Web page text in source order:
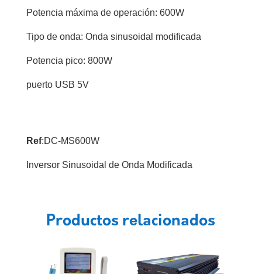
Potencia máxima de operación: 600W
Tipo de onda: Onda sinusoidal modificada
Potencia pico: 800W
puerto USB 5V
Ref:DC-MS600W
Inversor Sinusoidal de Onda Modificada
Productos relacionados